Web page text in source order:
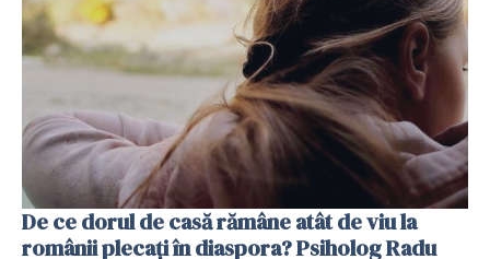
De ce dorul de casă rămâne atât de viu la
românii plecați în diaspora? Psiholog Radu